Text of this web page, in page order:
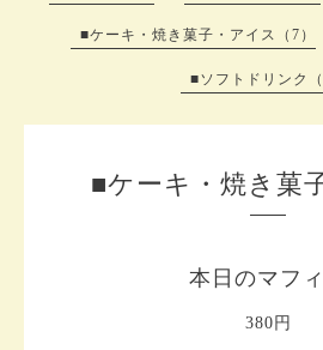
■ケーキ・焼き菓子・アイス（7）
■ソフトドリンク（
■ケーキ・焼き菓
本日のマフ
380円